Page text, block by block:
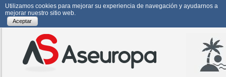
Utilizamos cookies para mejorar su experiencia de navegación y ayudarnos a
mejorar nuestro sitio web.
Aceptar